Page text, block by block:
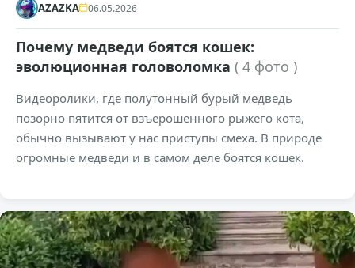
AZAZKA 06.05.2026
Почему медведи боятся кошек:
эволюционная головоломка ( 4 фото )
Видеоролики, где полутонный бурый медведь
позорно пятится от взъерошенного рыжего кота,
обычно вызывают у нас приступы смеха. В природе
огромные медведи и в самом деле боятся кошек.